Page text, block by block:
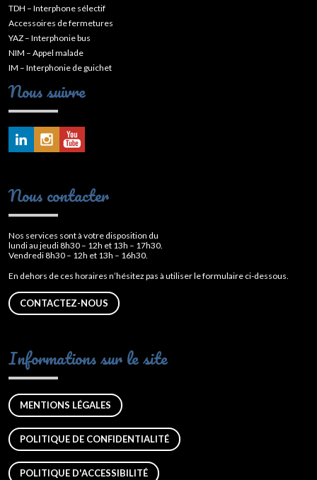
TDH – Interphone sélectif
Accessoires de fermetures
YAZ – Interphonie bus
NIM – Appel malade
IM – Interphonie de guichet
Nous suivre
Nous contacter
Nos services sont à votre disposition du
lundi au jeudi 8h30 – 12h et 13h – 17h30.
Vendredi 8h30 – 12h et 13h – 16h30.
En dehors de ces horaires n’hésitez pas à utiliser le formulaire ci-dessous.
CONTACTEZ-NOUS
Informations sur le site
MENTIONS LÉGALES
POLITIQUE DE CONFIDENTIALITÉ
POLITIQUE D'ACCESSIBILITÉ